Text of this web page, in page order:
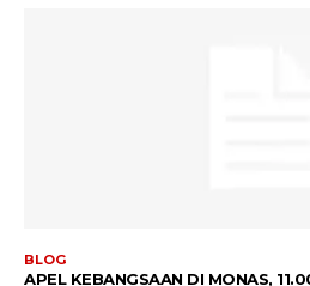
BLOG
APEL KEBANGSAAN DI MONAS,